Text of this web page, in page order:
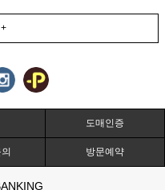
도매인증
방문예약